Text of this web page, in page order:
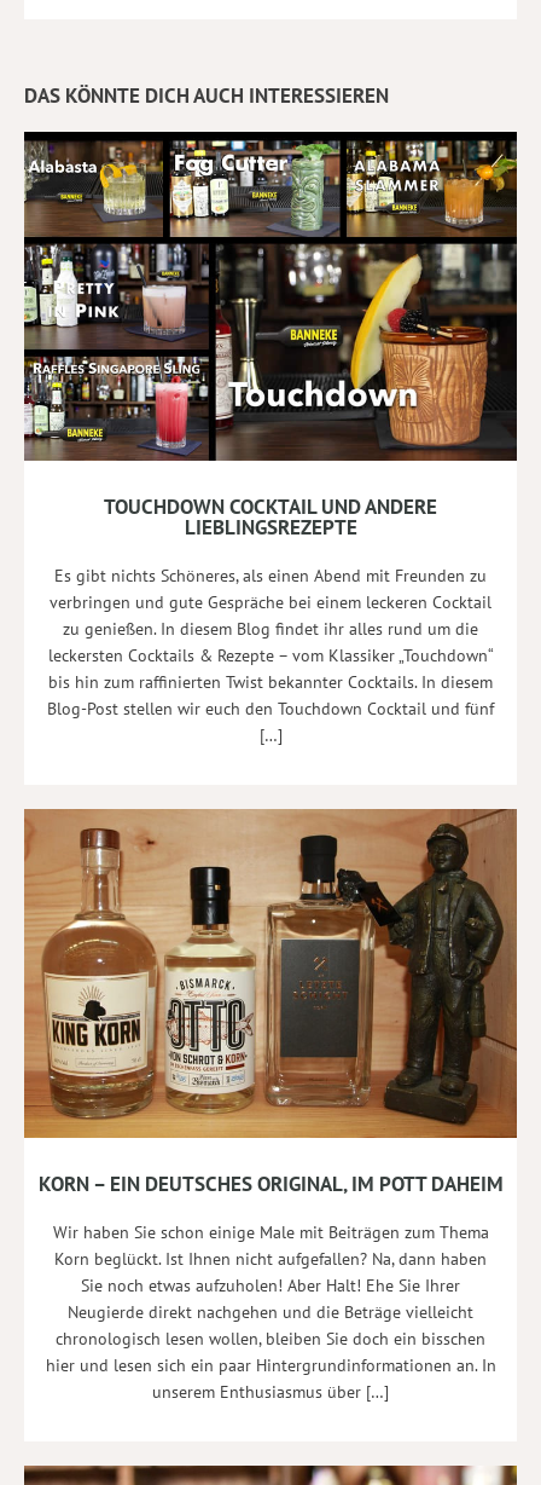
DAS KÖNNTE DICH AUCH INTERESSIEREN
TOUCHDOWN COCKTAIL UND ANDERE
LIEBLINGSREZEPTE
Es gibt nichts Schöneres, als einen Abend mit Freunden zu
verbringen und gute Gespräche bei einem leckeren Cocktail
zu genießen. In diesem Blog findet ihr alles rund um die
leckersten Cocktails & Rezepte – vom Klassiker „Touchdown“
bis hin zum raffinierten Twist bekannter Cocktails. In diesem
Blog-Post stellen wir euch den Touchdown Cocktail und fünf
[…]
KORN – EIN DEUTSCHES ORIGINAL, IM POTT DAHEIM
Wir haben Sie schon einige Male mit Beiträgen zum Thema
Korn beglückt. Ist Ihnen nicht aufgefallen? Na, dann haben
Sie noch etwas aufzuholen! Aber Halt! Ehe Sie Ihrer
Neugierde direkt nachgehen und die Beträge vielleicht
chronologisch lesen wollen, bleiben Sie doch ein bisschen
hier und lesen sich ein paar Hintergrundinformationen an. In
unserem Enthusiasmus über […]